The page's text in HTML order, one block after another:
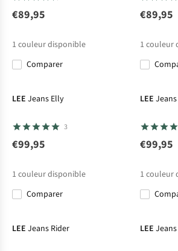
€89,95
1 couleur disponible
Comparer
€89,95
1 couleur
LEE Jeans Elly
3
€99,95
1 couleur disponible
Comparer
LEE
€99,95
1 couleur
LEE Jeans Rider LEE